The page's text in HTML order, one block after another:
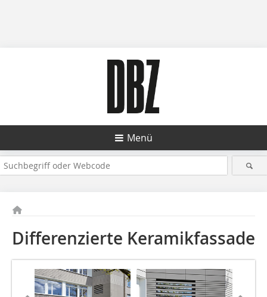
Menü
Differenzierte Keramikfassade